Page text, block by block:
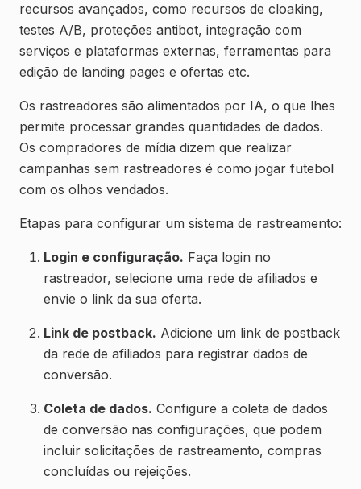
recursos avançados, como recursos de cloaking,
testes A/B, proteções antibot, integração com
serviços e plataformas externas, ferramentas para
edição de landing pages e ofertas etc.
Os rastreadores são alimentados por IA, o que lhes
permite processar grandes quantidades de dados.
Os compradores de mídia dizem que realizar
campanhas sem rastreadores é como jogar futebol
com os olhos vendados.
Etapas para configurar um sistema de rastreamento:
Login e configuração. Faça login no
rastreador, selecione uma rede de afiliados e
envie o link da sua oferta.
Link de postback. Adicione um link de postback
da rede de afiliados para registrar dados de
conversão.
Coleta de dados. Configure a coleta de dados
de conversão nas configurações, que podem
incluir solicitações de rastreamento, compras
concluídas ou rejeições.